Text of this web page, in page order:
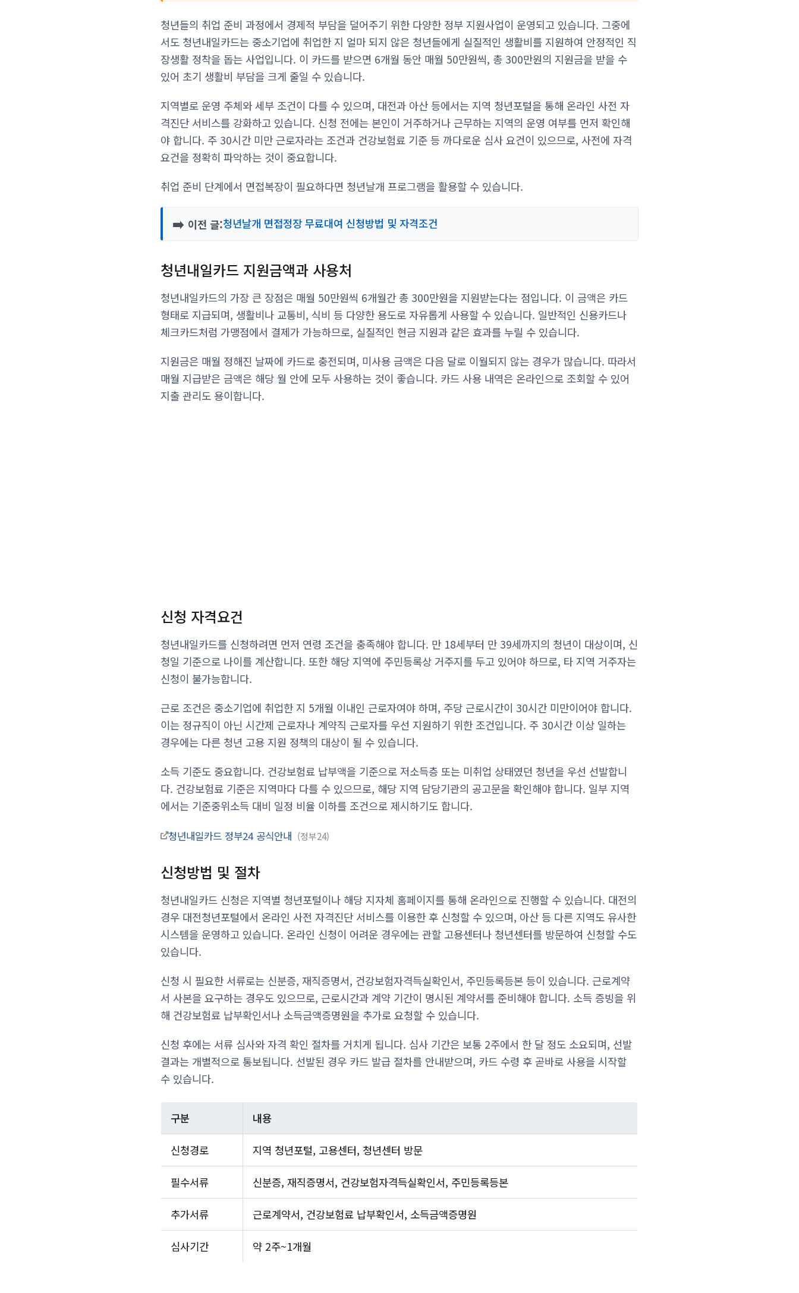
청년들의 취업 준비 과정에서 경제적 부담을 덜어주기 위한 다양한 정부 지원사업이 운영되고 있습니다. 그중에
서도 청년내일카드는 중소기업에 취업한 지 얼마 되지 않은 청년들에게 실질적인 생활비를 지원하여 안정적인 직
장생활 정착을 돕는 사업입니다. 이 카드를 받으면 6개월 동안 매월 50만원씩, 총 300만원의 지원금을 받을 수
있어 초기 생활비 부담을 크게 줄일 수 있습니다.
지역별로 운영 주체와 세부 조건이 다를 수 있으며, 대전과 아산 등에서는 지역 청년포털을 통해 온라인 사전 자
격진단 서비스를 강화하고 있습니다. 신청 전에는 본인이 거주하거나 근무하는 지역의 운영 여부를 먼저 확인해
야 합니다. 주 30시간 미만 근로자라는 조건과 건강보험료 기준 등 까다로운 심사 요건이 있으므로, 사전에 자격
요건을 정확히 파악하는 것이 중요합니다.
취업 준비 단계에서 면접복장이 필요하다면 청년날개 프로그램을 활용할 수 있습니다.
➡️ 이전 글:청년날개 면접정장 무료대여 신청방법 및 자격조건
청년내일카드 지원금액과 사용처
청년내일카드의 가장 큰 장점은 매월 50만원씩 6개월간 총 300만원을 지원받는다는 점입니다. 이 금액은 카드
형태로 지급되며, 생활비나 교통비, 식비 등 다양한 용도로 자유롭게 사용할 수 있습니다. 일반적인 신용카드나
체크카드처럼 가맹점에서 결제가 가능하므로, 실질적인 현금 지원과 같은 효과를 누릴 수 있습니다.
지원금은 매월 정해진 날짜에 카드로 충전되며, 미사용 금액은 다음 달로 이월되지 않는 경우가 많습니다. 따라서
매월 지급받은 금액은 해당 월 안에 모두 사용하는 것이 좋습니다. 카드 사용 내역은 온라인으로 조회할 수 있어
지출 관리도 용이합니다.
신청 자격요건
청년내일카드를 신청하려면 먼저 연령 조건을 충족해야 합니다. 만 18세부터 만 39세까지의 청년이 대상이며, 신
청일 기준으로 나이를 계산합니다. 또한 해당 지역에 주민등록상 거주지를 두고 있어야 하므로, 타 지역 거주자는
신청이 불가능합니다.
근로 조건은 중소기업에 취업한 지 5개월 이내인 근로자여야 하며, 주당 근로시간이 30시간 미만이어야 합니다.
이는 정규직이 아닌 시간제 근로자나 계약직 근로자를 우선 지원하기 위한 조건입니다. 주 30시간 이상 일하는
경우에는 다른 청년 고용 지원 정책의 대상이 될 수 있습니다.
소득 기준도 중요합니다. 건강보험료 납부액을 기준으로 저소득층 또는 미취업 상태였던 청년을 우선 선발합니
다. 건강보험료 기준은 지역마다 다를 수 있으므로, 해당 지역 담당기관의 공고문을 확인해야 합니다. 일부 지역
에서는 기준중위소득 대비 일정 비율 이하를 조건으로 제시하기도 합니다.
청년내일카드 정부24 공식안내 정부24
신청방법 및 절차
청년내일카드 신청은 지역별 청년포털이나 해당 지자체 홈페이지를 통해 온라인으로 진행할 수 있습니다. 대전의
경우 대전청년포털에서 온라인 사전 자격진단 서비스를 이용한 후 신청할 수 있으며, 아산 등 다른 지역도 유사한
시스템을 운영하고 있습니다. 온라인 신청이 어려운 경우에는 관할 고용센터나 청년센터를 방문하여 신청할 수도
있습니다.
신청 시 필요한 서류로는 신분증, 재직증명서, 건강보험자격득실확인서, 주민등록등본 등이 있습니다. 근로계약
서 사본을 요구하는 경우도 있으므로, 근로시간과 계약 기간이 명시된 계약서를 준비해야 합니다. 소득 증빙을 위
해 건강보험료 납부확인서나 소득금액증명원을 추가로 요청할 수 있습니다.
신청 후에는 서류 심사와 자격 확인 절차를 거치게 됩니다. 심사 기간은 보통 2주에서 한 달 정도 소요되며, 선발
결과는 개별적으로 통보됩니다. 선발된 경우 카드 발급 절차를 안내받으며, 카드 수령 후 곧바로 사용을 시작할
수 있습니다.
구분 내용
신청경로 지역 청년포털, 고용센터, 청년센터 방문
필수서류 신분증, 재직증명서, 건강보험자격득실확인서, 주민등록등본
추가서류 근로계약서, 건강보험료 납부확인서, 소득금액증명원
심사기간 약 2주~1개월